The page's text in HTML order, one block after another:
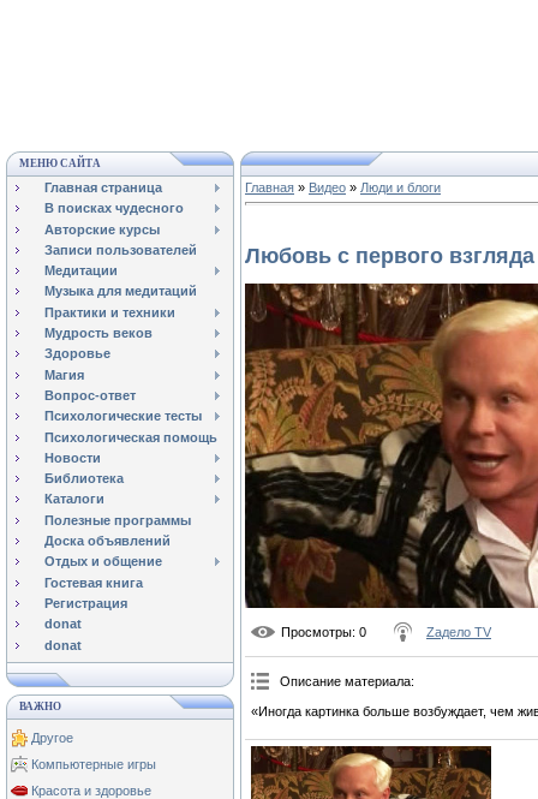
МЕНЮ САЙТА
Главная страница
В поисках чудесного
Авторские курсы
Записи пользователей
Медитации
Музыка для медитаций
Практики и техники
Мудрость веков
Здоровье
Магия
Вопрос-ответ
Психологические тесты
Психологическая помощь
Новости
Библиотека
Каталоги
Полезные программы
Доска объявлений
Отдых и общение
Гостевая книга
Регистрация
donat
donat
ВАЖНО
Другое
Компьютерные игры
Красота и здоровье
Главная » Видео » Люди и блоги
Любовь с первого взгляда
Просмотры: 0 Zадело TV
Описание материала:
«Иногда картинка больше возбуждает, чем